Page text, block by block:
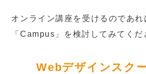
オンライン講座を受けるのであれ
「Campus」を検討してみてくだ
Webデザインスク